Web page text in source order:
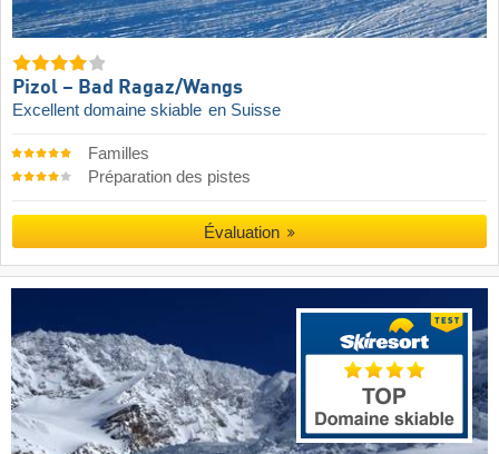
Pizol – Bad Ragaz/​Wangs
Excellent domaine skiable en Suisse
Familles
Préparation des pistes
Évaluation